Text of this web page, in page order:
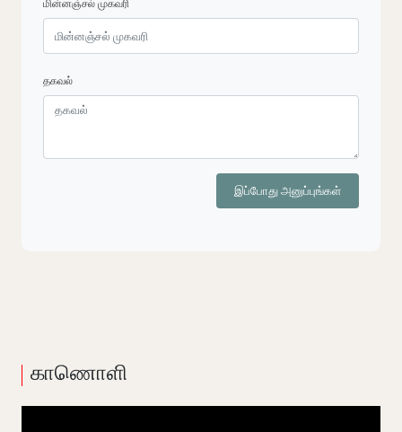
மின்னஞ்சல் முகவரி
தகவல்
இப்போது அனுப்புங்கள்
காணொளி